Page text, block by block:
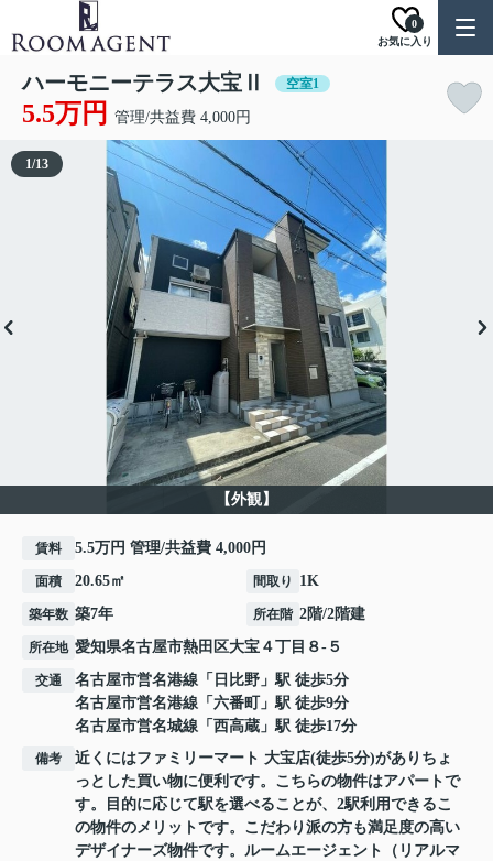
お気に入り
0
ハーモニーテラス大宝Ⅱ 空室1
5.5万円 管理/共益費 4,000円
【外観】
1/13
賃料 5.5万円 管理/共益費 4,000円
面積 20.65㎡ 間取り 1K
築年数 築7年 所在階 2階/2階建
所在地 愛知県名古屋市熱田区大宝 ４丁目８-５
交通 名古屋市営名港線 「 日比野 」駅 徒歩5分
名古屋市営名港線 「 六番町
」駅 徒歩9分
名古屋市営名城線 「 西高蔵 」駅 徒歩17分
備考
近くにはファミリーマート 大宝店(徒歩5分)がありちょ
っとした買い物に便利です。こちらの物件はアパートで
す。目的に応じて駅を選べることが、2駅利用できるこ
の物件のメリットです。こだわり派の方も満足度の高い
デザイナーズ物件です。ルームエージェント（リアルマ